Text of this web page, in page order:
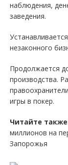
наблюдения,
заведения.
незаконного
Продолжается
производства.
игры в покер.
Читайте
миллионов на
Запорожья